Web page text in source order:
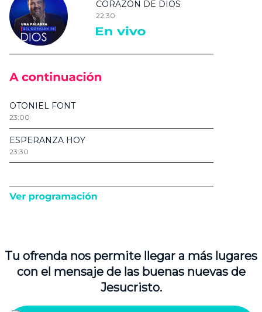
Tu ofrenda nos permite llegar a más lugares
con el mensaje de las buenas nuevas de
Jesucristo.